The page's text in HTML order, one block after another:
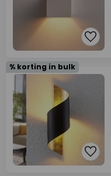
% korting in bulk